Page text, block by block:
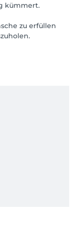
kümmert.
zu erfüllen